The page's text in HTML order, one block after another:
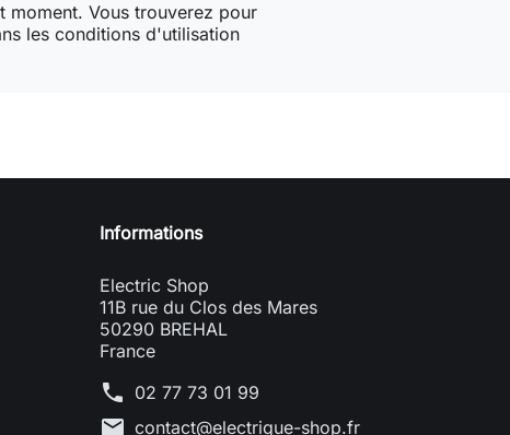
moment. Vous trouverez pour
les conditions d'utilisation
Informations
Electric Shop
11B rue du Clos des Mares
50290 BREHAL
France
phone 02 77 73 01 99
mail contact@electrique-shop.fr